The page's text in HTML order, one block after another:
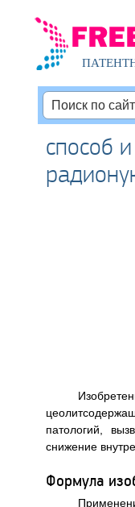
способ
патологий,
снижение
Формула